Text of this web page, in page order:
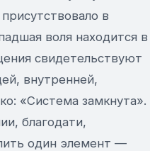
в
воля находится в
свидетельствуют
внутренней,
«Система замкнута».
благодати,
один элемент —